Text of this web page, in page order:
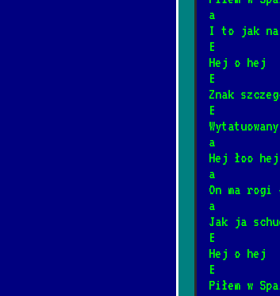
Mury
4/12/
2/4/
*
*
a
I to jak
E
Hej o hej
E
Znak
E
a
Hej łoo hej
a
On ma
a
Jak ja
E
Hej o hej
E
Piłem w